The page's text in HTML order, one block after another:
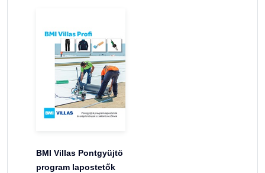
BMI Villas Pontgyüjtö
program lapostetők